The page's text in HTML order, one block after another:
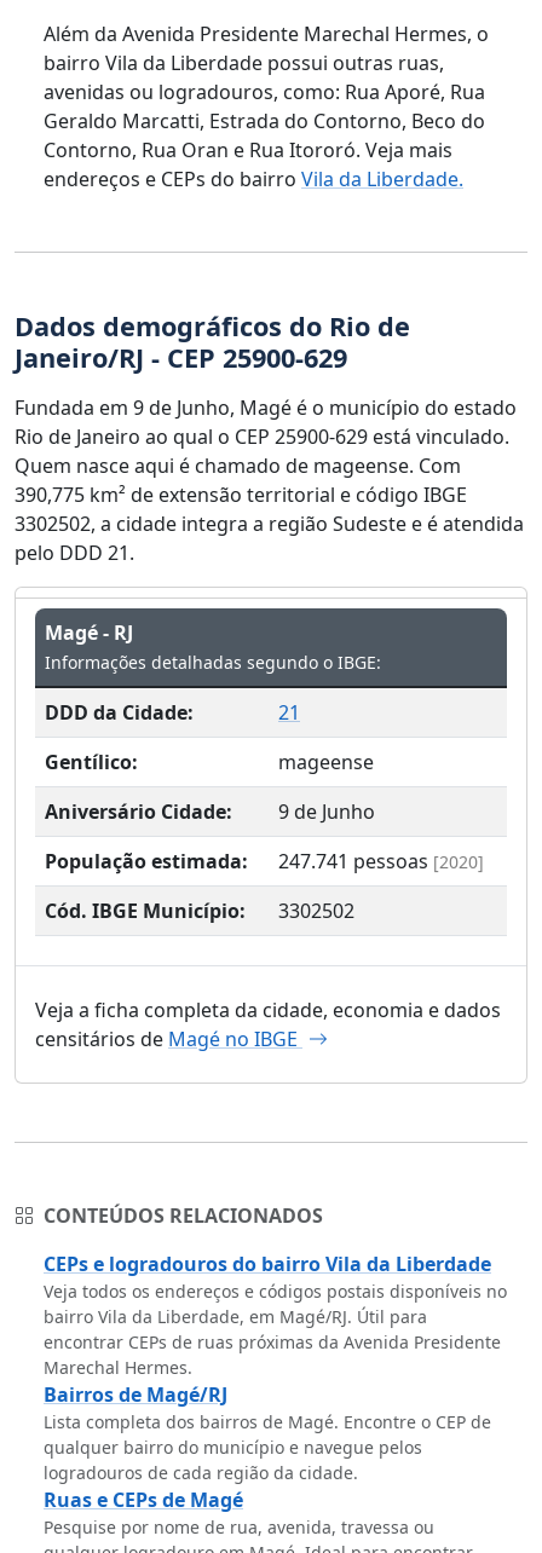
Além da Avenida Presidente Marechal Hermes, o
bairro Vila da Liberdade possui outras ruas,
avenidas ou logradouros, como: Rua Aporé, Rua
Geraldo Marcatti, Estrada do Contorno, Beco do
Contorno, Rua Oran e Rua Itororó. Veja mais
endereços e CEPs do bairro Vila da Liberdade.
Dados demográficos do Rio de
Janeiro/RJ - CEP 25900-629
Fundada em 9 de Junho, Magé é o município do estado
Rio de Janeiro ao qual o CEP 25900-629 está vinculado.
Quem nasce aqui é chamado de mageense. Com
390,775 km² de extensão territorial e código IBGE
3302502, a cidade integra a região Sudeste e é atendida
pelo DDD 21.
Magé - RJ
Informações detalhadas segundo o IBGE:
DDD da Cidade:
21
Gentílico:
mageense
Aniversário Cidade:
9 de Junho
População estimada:
247.741 pessoas [2020]
Cód. IBGE Município: 3302502
Veja a ficha completa da cidade, economia e dados
censitários de Magé no IBGE
CONTEÚDOS RELACIONADOS
CEPs e logradouros do bairro Vila da Liberdade
Veja todos os endereços e códigos postais disponíveis no
bairro Vila da Liberdade, em Magé/RJ. Útil para
encontrar CEPs de ruas próximas da Avenida Presidente
Marechal Hermes.
Bairros de Magé/RJ
Lista completa dos bairros de Magé. Encontre o CEP de
qualquer bairro do município e navegue pelos
logradouros de cada região da cidade.
Ruas e CEPs de Magé
Pesquise por nome de rua, avenida, travessa ou